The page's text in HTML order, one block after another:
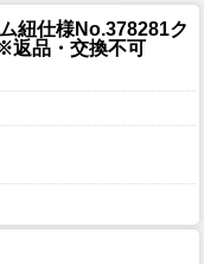
紐仕様No.378281ク
返品・交換不可